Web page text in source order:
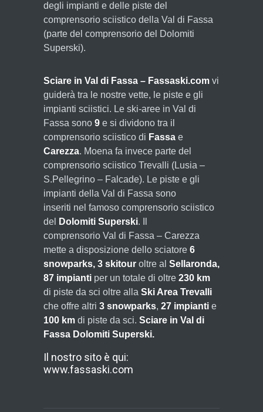
degli impianti e delle piste del
comprensorio sciistico della Val di Fassa
(parte del comprensorio del Dolomiti
Superski).
Sciare in Val di Fassa – Fassaski.com vi
guiderà tra le nostre vette, le piste e gli
impianti sciistici. Le ski-aree in Val di
Fassa sono 9 e si dividono tra il
comprensorio sciistico di Fassa e
Carezza. Moena fa invece parte del
comprensorio sciistico Trevalli (Lusia –
S.Pellegrino – Falcade). Le piste e gli
impianti della Val di Fassa sono
inseriti nel famoso comprensorio sciistico
del
Dolomiti Superski. Il
comprensorio Val di Fassa – Carezza
mette a disposizione dello sciatore 6
snowparks, 3 skitour oltre al Sellaronda,
87 impianti per un totale di oltre 230 km
di piste da sci oltre alla Ski Area Trevalli
che offre altri 3 snowparks, 27 impianti e
100 km di piste da sci. Sciare in Val di
Fassa Dolomiti Superski.
Il nostro sito è qui:
www.fassaski.com